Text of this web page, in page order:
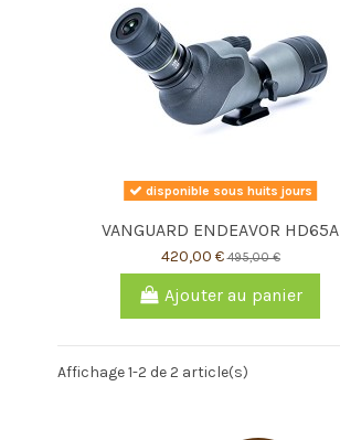
disponible sous huits jours
VANGUARD ENDEAVOR HD65A
420,00 €495,00 €
Ajouter au panier
Affichage 1-2 de 2 article(s)